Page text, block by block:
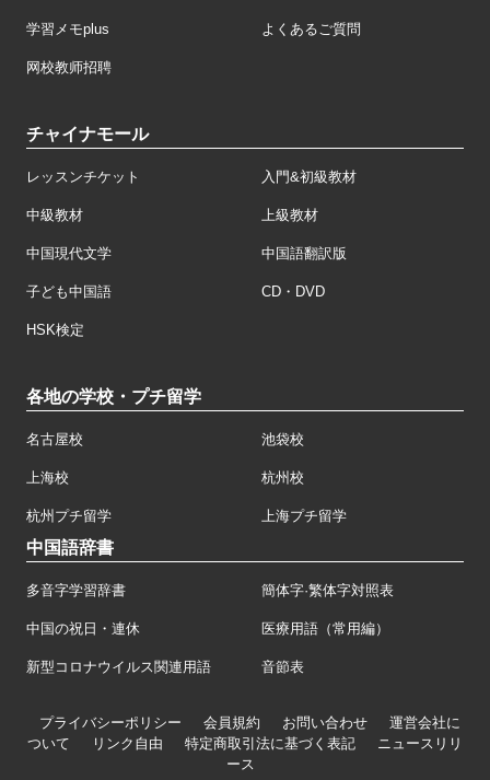
学習メモplus よくあるご質問
网校教师招聘
チャイナモール
レッスンチケット 入門&初級教材
中級教材 上級教材
中国現代文学 中国語翻訳版
子ども中国語 CD・DVD
HSK検定
各地の学校・プチ留学
名古屋校 池袋校
上海校 杭州校
杭州プチ留学 上海プチ留学
中国語辞書
多音字学習辞書 簡体字·繁体字対照表
中国の祝日・連休 医療用語（常用編）
新型コロナウイルス関連用語 音節表
プライバシーポリシー 会員規約 お問い合わせ
運営会社に
ついて
リンク自由 特定商取引法に基づく表記
ニュースリリ
ース